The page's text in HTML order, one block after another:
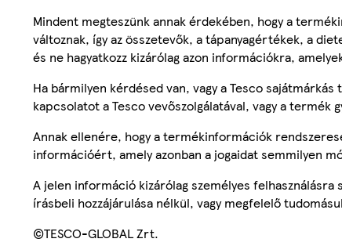
Mindent megteszünk annak érdekében, hogy a
változnak, így az összetevők, a tápanyagértékek, a
és ne hagyatkozz kizárólag azon információkra,
Ha bármilyen kérdésed van, vagy a Tesco
kapcsolatot a Tesco vevőszolgálatával, vagy a
Annak ellenére, hogy a termékinformációk
információért, amely azonban a jogaidat semmilyen
A jelen információ kizárólag személyes
írásbeli hozzájárulása nélkül, vagy megfelelő
©TESCO-GLOBAL Zrt.